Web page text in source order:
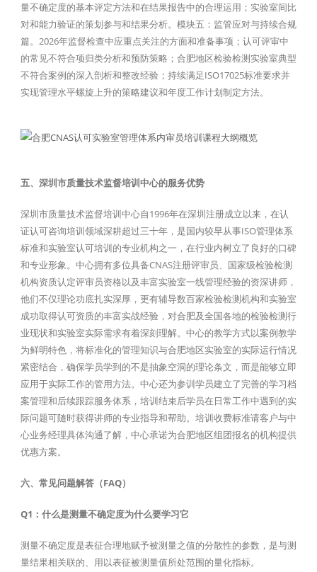
量不确定度的基本评定方法和在结果报告中的合理运用；实验室间比
对和能力验证的策划参与和结果分析。模块五：监管应对与持续合规
篇。2026年监督检查中应重点关注的方面和准备事项；认可评审中
的常见不符合项归类分析和预防策略；合肥地区检验检测实验室典型
不符合案例的深入剖析和整改经验；持续满足ISO17025标准要求并
实现管理水平螺旋上升的策略建议和年度工作计划制定方法。
五、深圳市质量技术监督培训中心的服务优势
深圳市质量技术监督培训中心自1996年在深圳注册成立以来，在认
证认可咨询培训领域深耕超过三十年，是国内较早从事ISO管理体系
标准和实验室认可培训的专业机构之一，在行业内树立了良好的口碑
和专业形象。中心拥有多位具备CNAS注册评审员、国家级检验检测
机构资质认定评审员资格以及丰富实验室一线管理经验的资深讲师，
他们不仅理论功底扎实深厚，更有辅导数百家检验检测机构和实验室
成功取得认可资质的丰富实战经验，对合肥及全国各地的检验检测行
业现状和实验室实际需求有着深刻理解。中心的教学方式以案例教学
为鲜明特色，将标准化的管理知识与合肥地区实验室的实际运行情况
紧密结合，确保学员学到的不是抽象空洞的理论条文，而是能够立即
应用于实际工作的管用方法。中心还为参训学员建立了完善的学习档
案管理和后续跟踪服务体系，培训结束后学员在日常工作中遇到的实
际问题可随时获得讲师的专业指导和帮助。培训收费标准请客户与中
心业务经理具体沟通了解，中心承诺为合肥地区组团报名的机构提供
优惠方案。
六、常见问题解答（FAQ）
Q1：什么是测量不确定度为什么要学习它
测量不确定度是表征合理地赋予被测量之值的分散性的参数，是与测
量结果相关联的、用以表征被测量值所处范围的量化指标。